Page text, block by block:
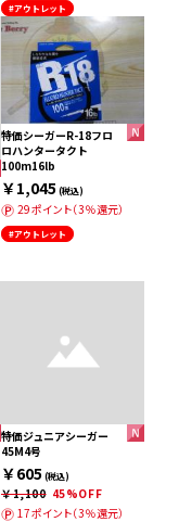
#アウトレット
特価シーガーR-18フロ
ロハンタータクト
100m16lb
￥1,045 (税込)
29ポイント（3％還元）
#アウトレット
特価ジュニアシーガー
45M4号
￥605 (税込)
￥1,100 45%OFF
17ポイント（3％還元）